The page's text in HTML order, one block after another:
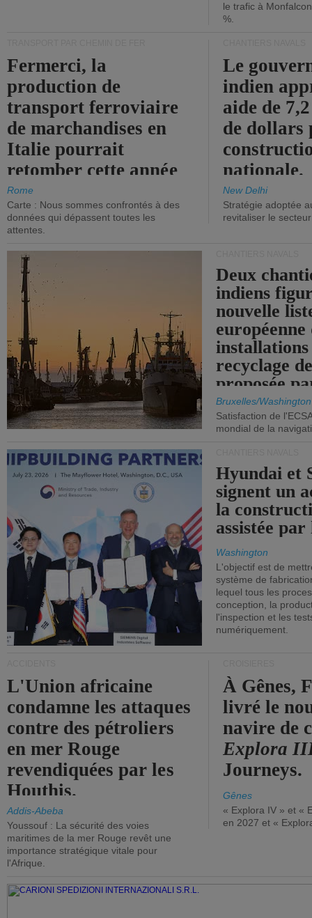
le trafic à
%.
Fermerci, la
production de
transport ferroviaire
de marchandises en
Italie pourrait
retomber cette année
aux niveaux de 2015.
Rome
Carte : Nous sommes confrontés à des
données qui dépassent toutes les
attentes.
Le
indien
aide de
de dollars
nationale.
New Delhi
Stratégie adoptée
revitaliser le secteur
Deux
indiens
nouvelle
européenne
installations
recyclage
proposée
Bruxelles/Washington
Satisfaction de
mondial de la
Hyundai et
signent un
la
assistée
Washington
L'objectif est de
système de
lequel tous les
conception, la
l'inspection et les
numériquement.
L'Union africaine
condamne les attaques
contre des pétroliers
en mer Rouge
revendiquées par les
Houthis.
Addis-Abeba
Youssouf : La sécurité des voies
maritimes de la mer Rouge revêt une
importance stratégique vitale pour
l'Afrique.
À Gênes,
livré le
navire de
Explora
Journeys.
Gênes
« Explora IV » et «
en 2027 et «